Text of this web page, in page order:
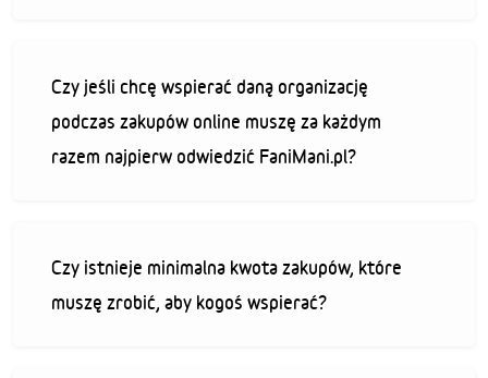
Czy jeśli chcę wspierać daną organizację
podczas zakupów online muszę za każdym
razem najpierw odwiedzić FaniMani.pl?
Czy istnieje minimalna kwota zakupów, które
muszę zrobić, aby kogoś wspierać?